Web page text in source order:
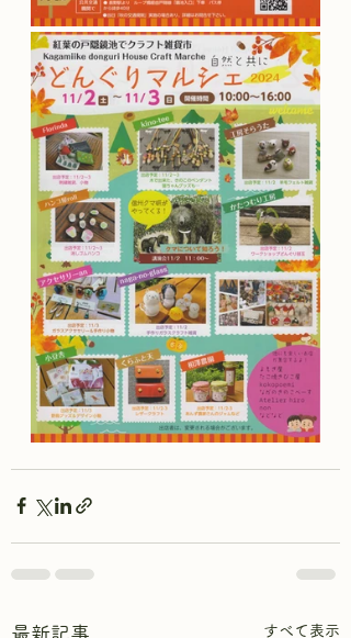
最新記事 すべて表示